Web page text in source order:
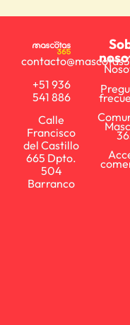
+51 936
541 886
Calle
Francisco
del Castillo
665 Dpto.
504
Barranco